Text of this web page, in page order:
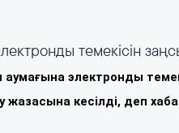
темекісін
электронды
кесілді, деп